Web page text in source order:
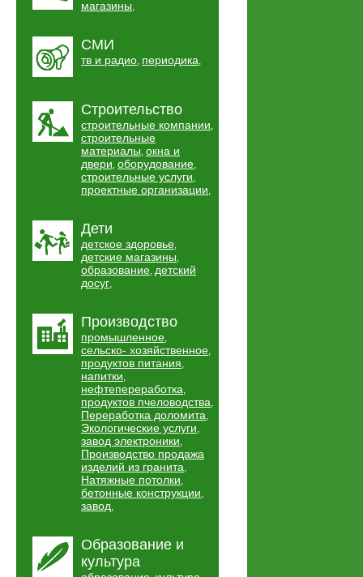
магазины,
СМИ
тв и радио, периодика,
Строительство
строительные компании,
строительные
материалы, окна и
двери, оборудование,
строительные услуги,
проектные организации,
Дети
детское здоровье,
детские магазины,
образование, детский
досуг,
Производство
промышленное,
сельско- хозяйственное,
продуктов питания,
напитки,
нефтепереработка,
продуктов пчеловодства,
Переработка доломита,
Экологические услуги,
завод электроники,
Производство продажа
изделий из гранита,
Натяжные потолки,
бетонные конструкции,
завод,
Образование и
культура